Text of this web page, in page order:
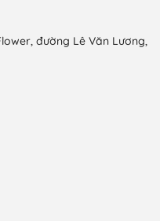
đường Lê Văn Lương,